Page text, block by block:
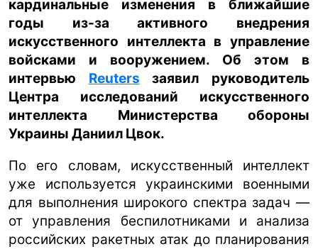
кардинальные изменения в ближайшие
годы из-за активного внедрения
искусственного интеллекта в управление
войсками и вооружением. Об этом в
интервью Reuters заявил руководитель
Центра исследований искусственного
интеллекта Министерства обороны
Украины Даниил Цвок.
По его словам, искусственный интеллект
уже используется украинскими военными
для выполнения широкого спектра задач —
от управления беспилотниками и анализа
российских ракетных атак до планирования